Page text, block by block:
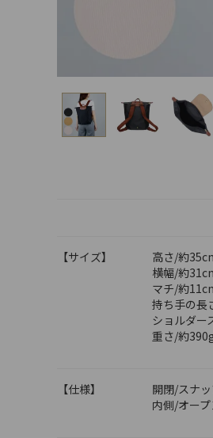
【サイズ】
高さ/約
横幅/約
マチ/約
持ち手の長
ショルダー
重さ/約
【仕様】
開閉/スナ
内側/オー